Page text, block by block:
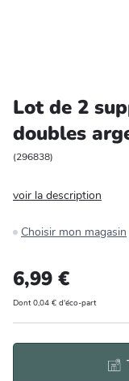
Bricolage
Jardin et
Lot de 2
doubles
(296838)
voir la description
Choisir mon magasin
6,99 €
Dont 0,04 € d'éco-part